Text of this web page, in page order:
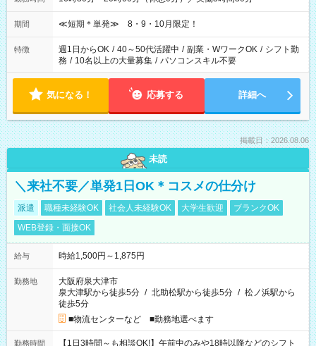
期間 ≪短期＊単発≫ 8・9・10月限定！
特徴 週1日からOK / 40～50代活躍中 / 副業・WワークOK / シフト勤
務 / 10名以上の大量募集 / パソコンスキル不要
気になる！ 応募する 詳細へ
掲載日：2026.08.06
未読
＼来社不要／単発1日OK＊コスメの仕分け
派遣 職種未経験OK 社会人未経験OK 大学生歓迎
ブランクOK
WEB登録・面接OK
給与 時給1,500円～1,875円
勤務地
大阪府泉大津市
泉大津駅から徒歩5分 / 北助松駅から徒歩5分 / 松ノ浜駅から
徒歩5分
■物流センターなど ■勤務地選べます
勤務時間
【1日3時間～も相談OK!】午前中のみや18時以降などのシフト